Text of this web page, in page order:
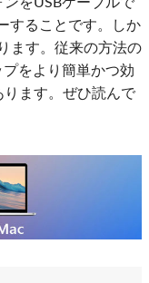
することです。しか
ます。従来の方法の
をより簡単かつ効
ます。ぜひ読んで